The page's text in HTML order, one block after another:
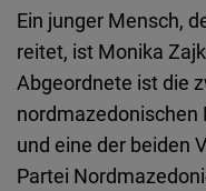
Ein junger Mensch,
reitet, ist Monika
Abgeordnete ist die
nordmazedonischen
und eine der beiden
Partei